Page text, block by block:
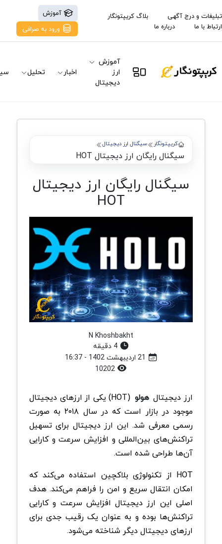
تبلیغات و درج آگهی
بلاگ کریپتونگار
ارتباط با ما
درباره ما
آموزش
ورود به صرافی
آموزش
ارز
دیجیتال
اخبار تحلیل
کریپتونگار سیگنال ارز دیجیتال
سیگنال رایگان ارز دیجیتال HOT
سیگنال رایگان ارز دیجیتال
HOT
N Khoshbakht
4 دقیقه
ارز دیجیتال هولو
(HOT) یکی از ارزهای دیجیتال
موجود در بازار است که در سال ۲۰۱۸ به صورت
رسمی معرفی شد. این ارز دیجیتال برای تسهیل
تراکنش‌های بین‌المللی و افزایش سرعت و کارایی
آن‌ها طراحی شده است.
HOT از تکنولوژی بلاکچین استفاده می‌کند که
امکان انتقال سریع و امن را فراهم می‌کند. هدف
اصلی این ارز دیجیتال افزایش سرعت و کارایی
تراکنش‌ها بوده و به عنوان یک رقیب جدی برای
ارزهای دیجیتال دیگر شناخته می‌شود.